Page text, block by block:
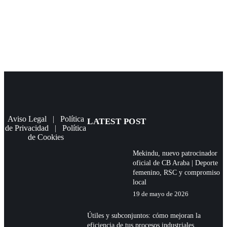
Aviso Legal | Política
de Privacidad |Política
de Cookies
LATEST POST
Mekindu, nuevo patrocinador
oficial de CB Araba | Deporte
femenino, RSC y compromiso
local
19 de mayo de 2026
Útiles y subconjuntos: cómo mejoran la
eficiencia de tus procesos industriales